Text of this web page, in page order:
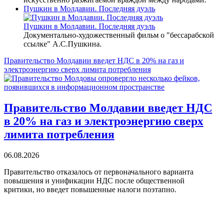
Пушкин в Молдавии. Последняя дуэль
Пушкин в Молдавии. Последняя дуэль
Документально-художественный фильм о "бессарабской
ссылке" А.С.Пушкина.
Правительство Молдавии введет НДС в 20% на газ и
электроэнергию сверх лимита потребления
Правительство Молдавии введет НДС
в 20% на газ и электроэнергию сверх
лимита потребления
06.08.2026
Правительство отказалось от первоначального варианта
повышения и унификации НДС после общественной
критики, но введет повышенные налоги поэтапно.